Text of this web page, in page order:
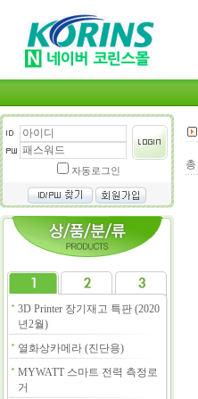
자동로그인
3D Printer 장기재고 특판 (2020
년2월)
열화상카메라 (진단용)
MYWATT 스마트 전력 측정로
거
총